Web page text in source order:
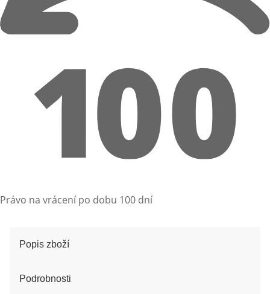
Právo na vrácení po dobu 100 dní
Popis zboží
Podrobnosti